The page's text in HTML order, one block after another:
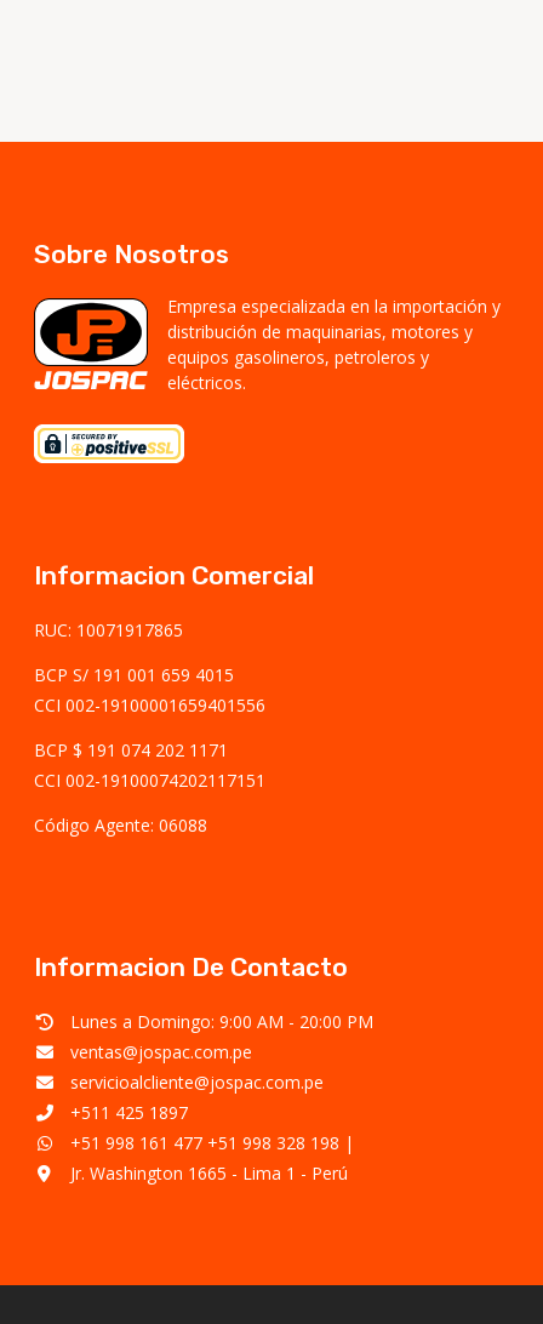
Sobre Nosotros
Empresa especializada en la importación y
distribución de maquinarias, motores y
equipos gasolineros, petroleros y
eléctricos.
Informacion Comercial
RUC: 10071917865
BCP S/ 191 001 659 4015
CCI 002-19100001659401556
BCP $ 191 074 202 1171
CCI 002-19100074202117151
Código Agente: 06088
Informacion De Contacto
Lunes a Domingo: 9:00 AM - 20:00 PM
ventas@jospac.com.pe
servicioalcliente@jospac.com.pe
+511 425 1897
+51 998 161 477 +51 998 328 198 |
Jr. Washington 1665 - Lima 1 - Perú